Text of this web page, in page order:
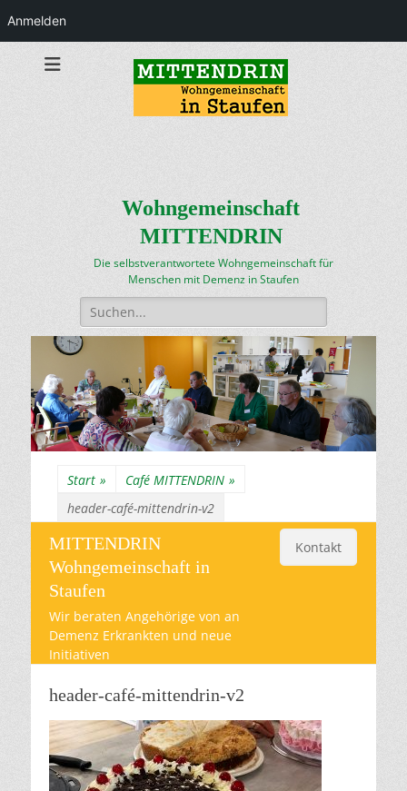
Anmelden
Wohngemeinschaft
MITTENDRIN
Die selbstverantwortete Wohngemeinschaft für
Menschen mit Demenz in Staufen
Suchen
nach:
Start » Café MITTENDRIN »
header-café-mittendrin-v2
MITTENDRIN
Wohngemeinschaft in
Staufen
Wir beraten Angehörige von an
Demenz Erkrankten und neue
Initiativen
Kontakt
header-café-mittendrin-v2